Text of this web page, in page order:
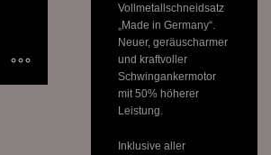
Vollmetallschneidsatz
„Made in Germany“.
Neuer, geräuscharmer
und kraftvoller
Schwingankermotor
mit 50% höherer
Leistung.
Inklusive aller